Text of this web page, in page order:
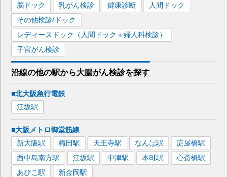
脳ドック 乳がん検診 健康診断
人間ドック
その他検診/ドック
レディースドック（人間ドック＋婦人科検診）
子宮がん検診
沿線の他の駅から大腸がん検診を探す
■北大阪急行電鉄
江坂駅
■大阪メトロ御堂筋線
新大阪駅 梅田駅 天王寺駅 なんば駅 淀屋橋駅
西中島南方駅 江坂駅 中津駅 本町駅 心斎橋駅
あびこ 駅 新金岡駅